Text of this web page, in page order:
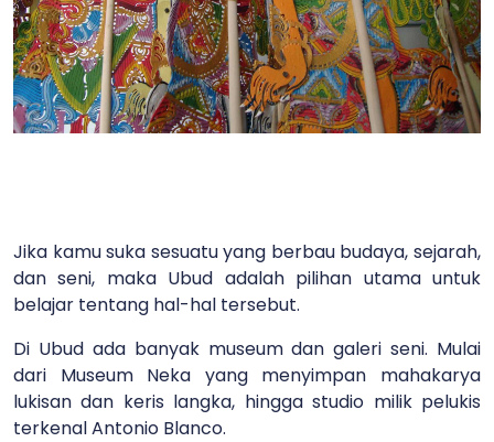
Jika kamu suka sesuatu yang berbau budaya, sejarah,
dan seni, maka Ubud adalah pilihan utama untuk
belajar tentang hal-hal tersebut.
Di Ubud ada banyak museum dan galeri seni. Mulai
dari Museum Neka yang menyimpan mahakarya
lukisan dan keris langka, hingga studio milik pelukis
terkenal Antonio Blanco.